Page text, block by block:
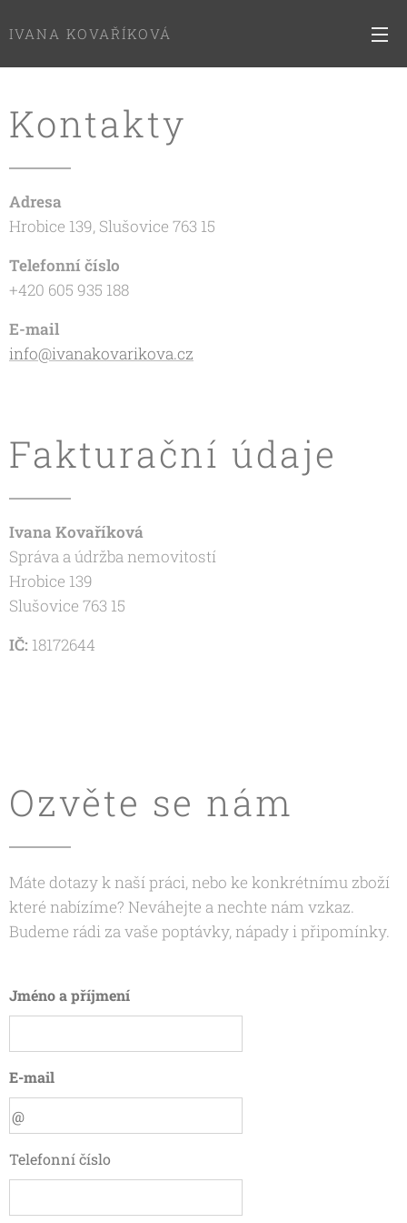
IVANA KOVAŘÍKOVÁ
Kontakty
Adresa
Hrobice 139, Slušovice 763 15
Telefonní číslo
+420 605 935 188
E-mail
info@ivanakovarikova.cz
Fakturační údaje
Ivana Kovaříková
Správa a údržba nemovitostí
Hrobice 139
Slušovice 763 15
IČ: 18172644
Ozvěte se nám
Máte dotazy k naší práci, nebo ke konkrétnímu zboží
které nabízíme? Neváhejte a nechte nám vzkaz.
Budeme rádi za vaše poptávky, nápady i připomínky.
Jméno a příjmení
E-mail
Telefonní číslo